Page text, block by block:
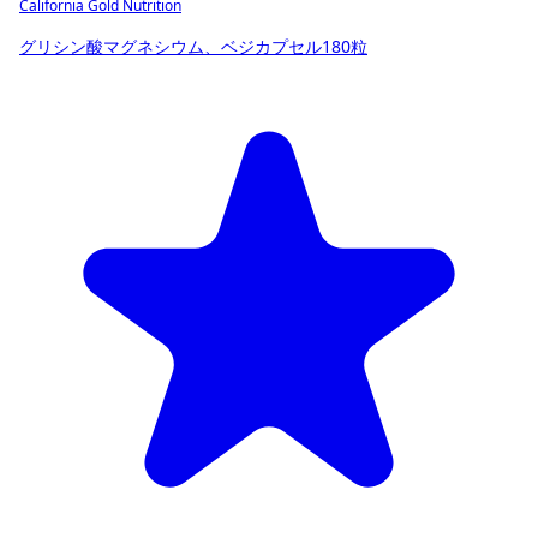
California Gold Nutrition
グリシン酸マグネシウム、ベジカプセル180粒